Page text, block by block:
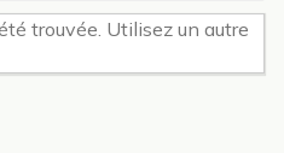
trouvée. Utilisez un autre